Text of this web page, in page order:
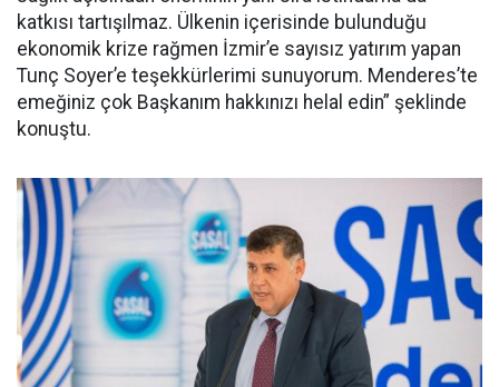
katkısı tartışılmaz. Ülkenin içerisinde bulunduğu
ekonomik krize rağmen İzmir’e sayısız yatırım yapan
Tunç Soyer’e teşekkürlerimi sunuyorum. Menderes’te
emeğiniz çok Başkanım hakkınızı helal edin” şeklinde
konuştu.